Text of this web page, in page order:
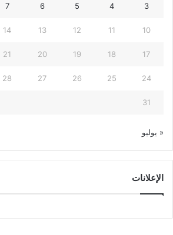
3
4
5
6
7
10
11
12
13
14
17
18
19
20
21
24
25
26
27
28
31
« يوليو
الإعلانات